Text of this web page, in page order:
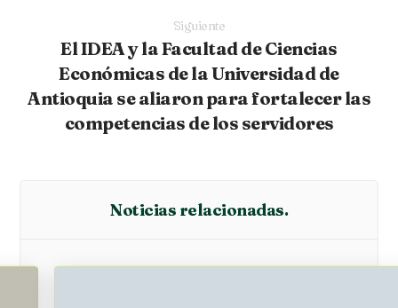
Siguiente
El IDEA y la Facultad de Ciencias
Económicas de la Universidad de
Antioquia se aliaron para fortalecer las
competencias de los servidores
Noticias relacionadas.